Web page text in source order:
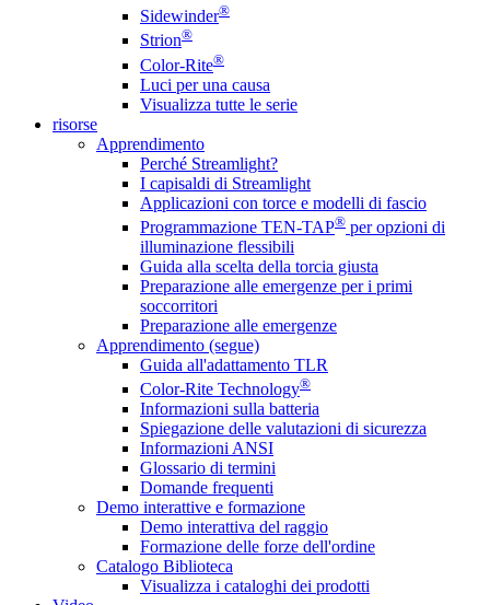
Sidewinder®
Strion®
Color-Rite®
Luci per una causa
Visualizza tutte le serie
risorse
Apprendimento
Perché Streamlight?
I capisaldi di Streamlight
Applicazioni con torce e modelli di fascio
Programmazione TEN-TAP® per opzioni di
illuminazione flessibili
Guida alla scelta della torcia giusta
Preparazione alle emergenze per i primi
soccorritori
Preparazione alle emergenze
Apprendimento (segue)
Guida all'adattamento TLR
Color-Rite Technology®
Informazioni sulla batteria
Spiegazione delle valutazioni di sicurezza
Informazioni ANSI
Glossario di termini
Domande frequenti
Demo interattive e formazione
Demo interattiva del raggio
Formazione delle forze dell'ordine
Catalogo Biblioteca
Visualizza i cataloghi dei prodotti